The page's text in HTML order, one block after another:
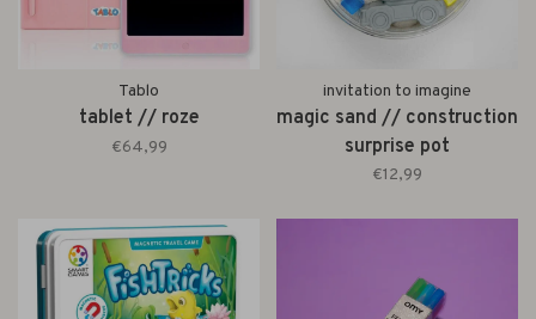
Tablo
tablet // roze
€64,99
invitation to imagine
magic sand // construction
surprise pot
€12,99